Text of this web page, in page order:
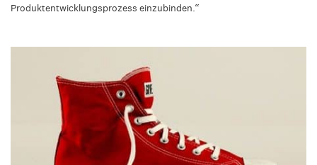
Produktentwicklungsprozess einzubinden.“